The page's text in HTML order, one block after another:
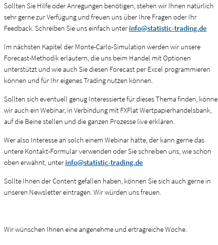
Sollten Sie Hilfe oder Anregungen benötigen, stehen wir Ihnen natürlich
sehr gerne zur Verfügung und freuen uns über Ihre Fragen oder Ihr
Feedback. Schreiben Sie uns einfach unter info@statistic-trading.de
Im nächsten Kapitel der Monte-Carlo-Simulation werden wir unsere
Forecast-Methodik erläutern, die uns beim Handel mit Optionen
unterstützt und wie auch Sie diesen Forecast per Excel programmieren
können und für Ihr eigenes Trading nutzen können.
Sollten sich eventuell genug Interessierte für dieses Thema finden,
wir auch ein Webinar, in Verbindung mit FXFlat Wertpapierhandelsbank,
auf die Beine stellen und die ganzen Prozesse live erklären.
Wer also Interesse an solch einem Webinar hätte, der kann gerne das
untere Kontakt-Formular verwenden oder Sie schreiben uns, wie schon
oben erwähnt, unter info@statistic-trading.de
Sollte Ihnen der Content gefallen haben, können Sie sich auch gerne in
unseren Newsletter eintragen. Wir würden uns freuen.
Wir wünschen Ihnen eine angenehme und ertragreiche Woche.